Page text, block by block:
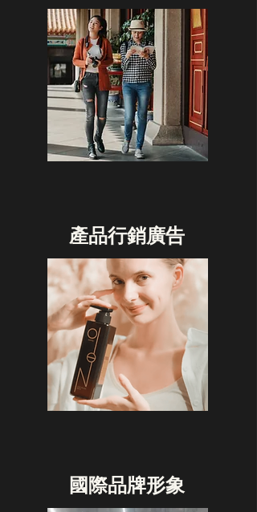
產品行銷廣告
國際品牌形象